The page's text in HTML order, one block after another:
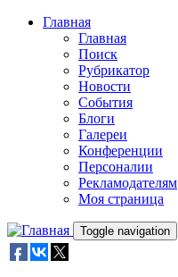
Skip to main content
Главная
Главная
Поиск
Рубрикатор
Новости
События
Блоги
Галереи
Конференции
Персоналии
Рекламодателям
Моя страница
Toggle navigation